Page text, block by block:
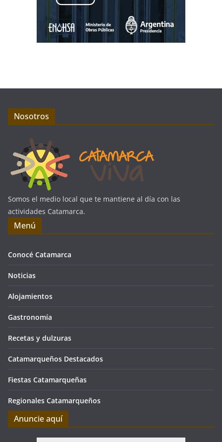
Nosotros
Somos el medio local que te mantiene al día con las
actividades Catamarca.
Menú
Conocé Catamarca
Noticias
Alojamientos
Gastronomía
Recetas y dulzuras
Catamarqueños Destacados
Fiestas Catamarqueñas
Regionales Catamarqueños
Anuncie aquí